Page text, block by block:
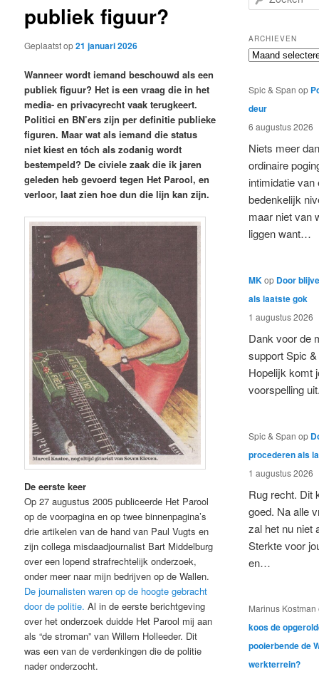
publiek figuur?
Geplaatst op21 januari 2026
Wanneer wordt iemand beschouwd als een
publiek figuur? Het is een vraag die in het
media- en privacyrecht vaak terugkeert.
Politici en BN’ers zijn per definitie publieke
figuren. Maar wat als iemand die status
niet kiest en tóch als zodanig wordt
bestempeld? De civiele zaak die ik jaren
geleden heb gevoerd tegen Het Parool, en
verloor, laat zien hoe dun die lijn kan zijn.
De eerste keer
Op 27 augustus 2005 publiceerde Het Parool
op de voorpagina en op twee binnenpagina’s
drie artikelen van de hand van Paul Vugts en
zijn collega misdaadjournalist Bart Middelburg
over een lopend strafrechtelijk onderzoek,
onder meer naar mijn bedrijven op de Wallen.
De journalisten waren op de hoogte gebracht
door de politie. Al in de eerste berichtgeving
over het onderzoek duidde Het Parool mij aan
als “de stroman” van Willem Holleeder. Dit
was een van de verdenkingen die de politie
nader onderzocht.
o
k
e
n
ARCHIEVEN
Archieven
Spic & Span op
deur
6 augustus 2026
Niets meer
ordinaire
intimidatie van
bedenkelijk
maar niet van
liggen want…
MKop Door
als laatste gok
1 augustus 2026
Dank voor de
support Spic
Hopelijk komt
voorspelling
Spic & Span op
procederen als
1 augustus 2026
Rug recht. Dit
goed. Na alle
zal het nu niet
Sterkte voor
en…
Marinus Kostman
koos de
pooierbende de
werkterrein?